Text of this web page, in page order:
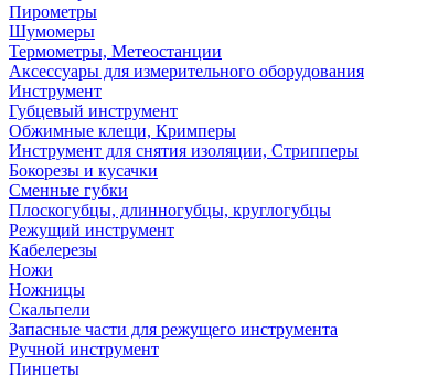
Пирометры
Шумомеры
Термометры, Метеостанции
Аксессуары для измерительного оборудования
Инструмент
Губцевый инструмент
Обжимные клещи, Кримперы
Инструмент для снятия изоляции, Стрипперы
Бокорезы и кусачки
Сменные губки
Плоскогубцы, длинногубцы, круглогубцы
Режущий инструмент
Кабелерезы
Ножи
Ножницы
Скальпели
Запасные части для режущего инструмента
Ручной инструмент
Пинцеты